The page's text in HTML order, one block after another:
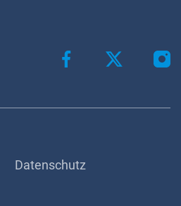
Datenschutz